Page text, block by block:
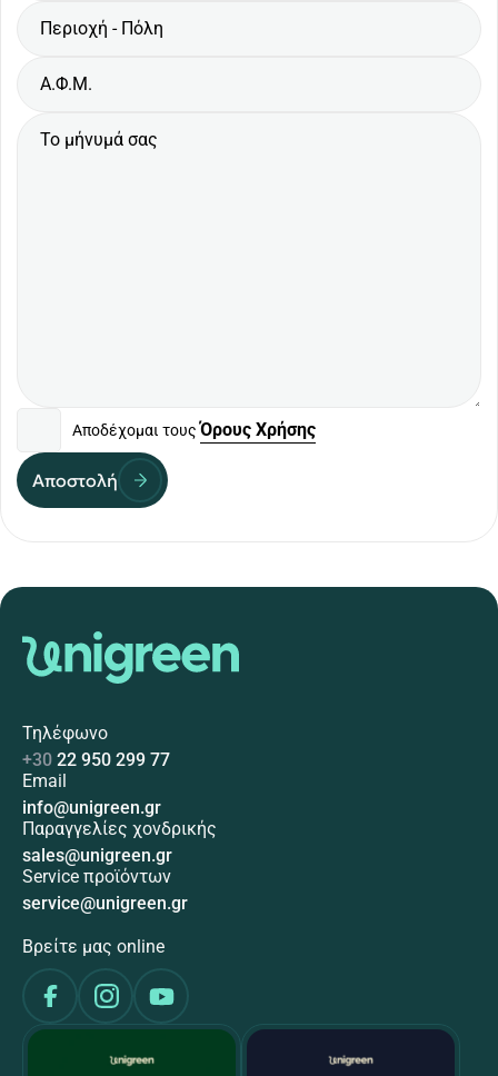
Αποδέχομαι τουςΌρους Χρήσης
Αποστολή
Τηλέφωνο
+30 22 950 299 77
Email
info@unigreen.gr
Παραγγελίες χονδρικής
sales@unigreen.gr
Service προϊόντων
service@unigreen.gr
Βρείτε μας online